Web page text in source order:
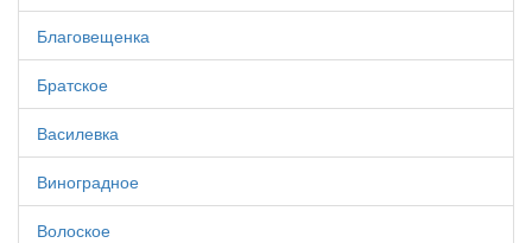
Благовещенка
Братское
Василевка
Виноградное
Волоское